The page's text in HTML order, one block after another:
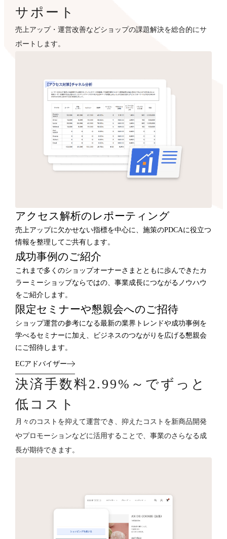
サポート
売上アップ・運営改善などショップの課題解決を総合的にサ
ポートします。
アクセス解析のレポーティング
売上アップに欠かせない指標を中心に、施策のPDCAに役立つ
情報を整理してご共有します。
成功事例のご紹介
これまで多くのショップオーナーさまとともに歩んできたカ
ラーミーショップならではの、事業成長につながるノウハウ
をご紹介します。
限定セミナーや懇親会へのご招待
ショップ運営の参考になる最新の業界トレンドや成功事例を
学べるセミナーに加え、ビジネスのつながりを広げる懇親会
にご招待します。
ECアドバイザー
決済手数料2.99%～でずっと
低コスト
月々のコストを抑えて運営でき、抑えたコストを新商品開発
やプロモーションなどに活用することで、事業のさらなる成
長が期待できます。